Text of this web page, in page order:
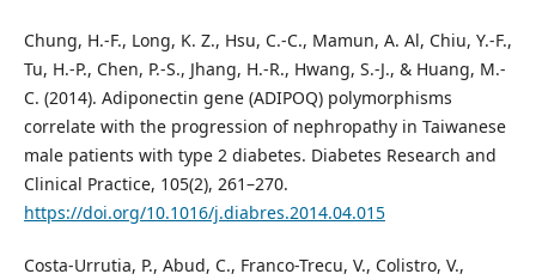
Chung, H.-F., Long, K. Z., Hsu, C.-C., Mamun, A. Al, Chiu, Y.-F.,
Tu, H.-P., Chen, P.-S., Jhang, H.-R., Hwang, S.-J., & Huang, M.-
C. (2014). Adiponectin gene (ADIPOQ) polymorphisms
correlate with the progression of nephropathy in Taiwanese
male patients with type 2 diabetes. Diabetes Research and
Clinical Practice, 105(2), 261–270.
https://doi.org/10.1016/j.diabres.2014.04.015
Costa-Urrutia, P., Abud, C., Franco-Trecu, V., Colistro, V.,